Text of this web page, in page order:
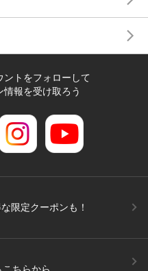
ントをフォローして
報を受け取ろう
限定クーポンも！
ちらから